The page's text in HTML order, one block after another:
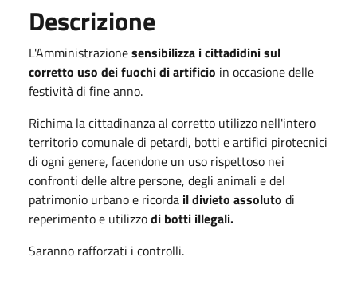
Descrizione
L'Amministrazionesensibilizza i cittadidini sul
corretto uso dei fuochi di artificio in occasione delle
festività di fine anno.
Richima la cittadinanza al corretto utilizzo nell'intero
territorio comunale di petardi, botti e artifici pirotecnici
di ogni genere, facendone un uso rispettoso nei
confronti delle altre persone, degli animali e del
patrimonio urbano e ricorda il divieto assoluto di
reperimento e utilizzodi botti illegali.
Saranno rafforzati i controlli.